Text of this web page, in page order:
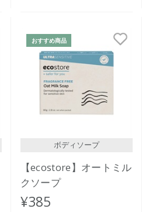
おすすめ商品
ボディソープ
【ecostore】オートミル
クソープ
¥385